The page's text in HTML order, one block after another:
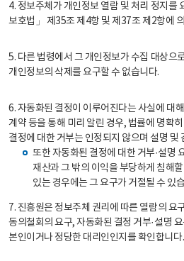
4. 정보주체가 개인정보 열람 및 처리 정지를
보호법」 제35조 제4항 및 제37조 제2항에
5. 다른 법령에서 그 개인정보가 수집 대상으
개인정보의 삭제를 요구할 수 없습니다.
6. 자동화된 결정이 이루어진다는 사실에 대
계약 등을 통해 미리 알린 경우, 법률에 명확
결정에 대한 거부는 인정되지 않으며 설명 및
또한 자동화된 결정에 대한 거부·설명
재산과 그 밖의 이익을 부당하게 침해
있는 경우에는 그 요구가 거절될 수 있
7. 진흥원은 정보주체 권리에 따른 열람의 요
동의철회의 요구, 자동화된 결정 거부·설명
본인이거나 정당한 대리인인지를 확인합니다.